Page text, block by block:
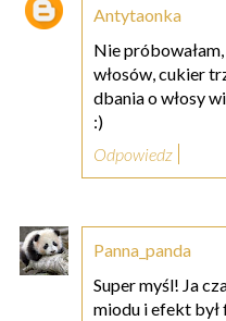
Antytaonka
Nie
włosów, cukier
dbania o włosy
:)
Odpowiedz
Panna_panda
Super myśl! Ja
miodu i efekt był